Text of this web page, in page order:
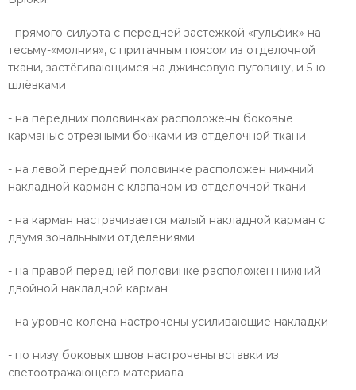
- прямого силуэта с передней застежкой «гульфик» на
тесьму-«молния», с притачным поясом из отделочной
ткани, застёгивающимся на джинсовую пуговицу, и 5-ю
шлёвками
- на передних половинках расположены боковые
карманыс отрезными бочками из отделочной ткани
- на левой передней половинке расположен нижний
накладной карман с клапаном из отделочной ткани
- на карман настрачивается малый накладной карман с
двумя зональными отделениями
- на правой передней половинке расположен нижний
двойной накладной карман
- на уровне колена настрочены усиливающие накладки
- по низу боковых швов настрочены вставки из
светоотражающего материала